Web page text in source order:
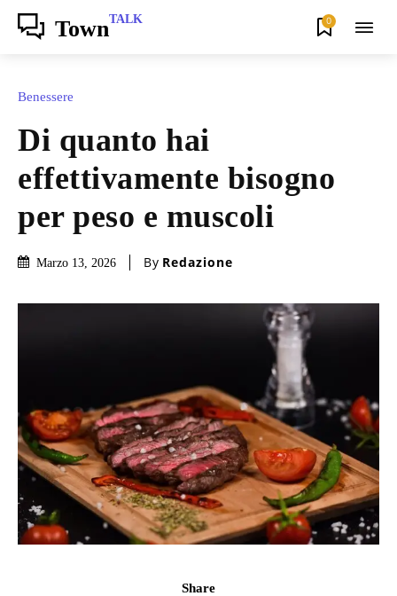
TownTALK 0
Benessere
Di quanto hai
effettivamente bisogno
per peso e muscoli
Marzo 13, 2026 By Redazione
Share